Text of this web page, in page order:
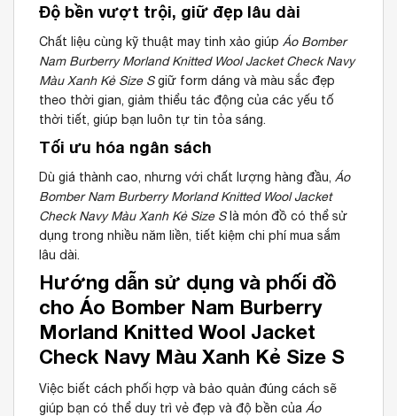
Độ bền vượt trội, giữ đẹp lâu dài
Chất liệu cùng kỹ thuật may tinh xảo giúp Áo Bomber
Nam Burberry Morland Knitted Wool Jacket Check Navy
Màu Xanh Kẻ Size Sgiữ form dáng và màu sắc đẹp
theo thời gian, giảm thiểu tác động của các yếu tố
thời tiết, giúp bạn luôn tự tin tỏa sáng.
Tối ưu hóa ngân sách
Dù giá thành cao, nhưng với chất lượng hàng đầu, Áo
Bomber Nam Burberry Morland Knitted Wool Jacket
Check Navy Màu Xanh Kẻ Size Slà món đồ có thể sử
dụng trong nhiều năm liền, tiết kiệm chi phí mua sắm
lâu dài.
Hướng dẫn sử dụng và phối đồ
cho Áo Bomber Nam Burberry
Morland Knitted Wool Jacket
Check Navy Màu Xanh Kẻ Size S
Việc biết cách phối hợp và bảo quản đúng cách sẽ
giúp bạn có thể duy trì vẻ đẹp và độ bền của Áo